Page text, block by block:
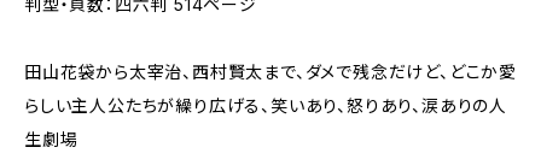
判型・頁数：四六判 514ページ
田山花袋から太宰治、西村賢太まで、ダメで残念だけど、どこか愛
らしい主人公たちが繰り広げる、笑いあり、怒りあり、涙ありの人
生劇場